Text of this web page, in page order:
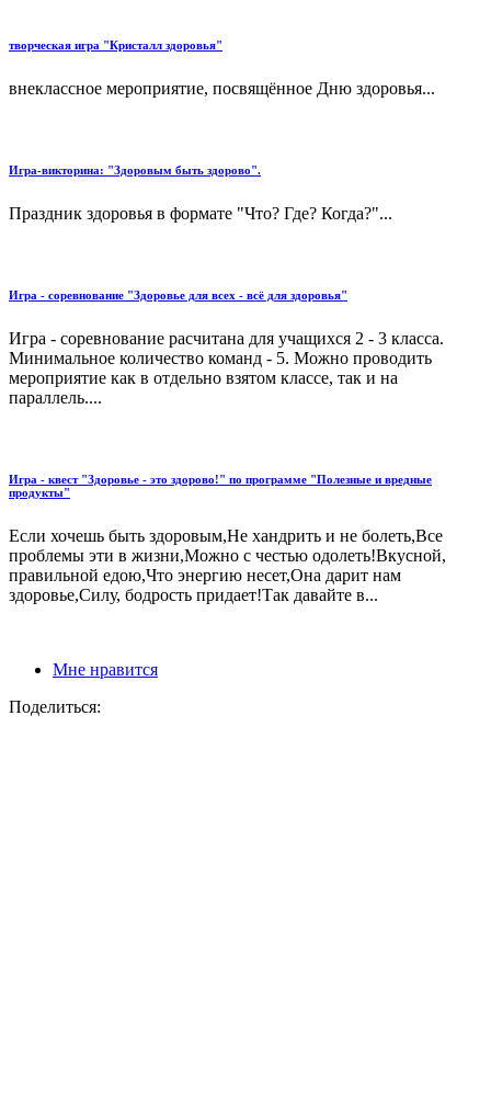
творческая игра "Кристалл здоровья"
внеклассное мероприятие, посвящённое Дню здоровья...
Игра-викторина: "Здоровым быть здорово".
Праздник здоровья в формате "Что? Где? Когда?"...
Игра - соревнование "Здоровье для всех - всё для здоровья"
Игра - соревнование расчитана для учащихся 2 - 3 класса.
Минимальное количество команд - 5. Можно проводить
мероприятие как в отдельно взятом классе, так и на
параллель....
Игра - квест "Здоровье - это здорово!" по программе "Полезные и вредные
продукты"
Если хочешь быть здоровым,Не хандрить и не болеть,Все
проблемы эти в жизни,Можно с честью одолеть!Вкусной,
правильной едою,Что энергию несет,Она дарит нам
здоровье,Силу, бодрость придает!Так давайте в...
Мне нравится
Поделиться: